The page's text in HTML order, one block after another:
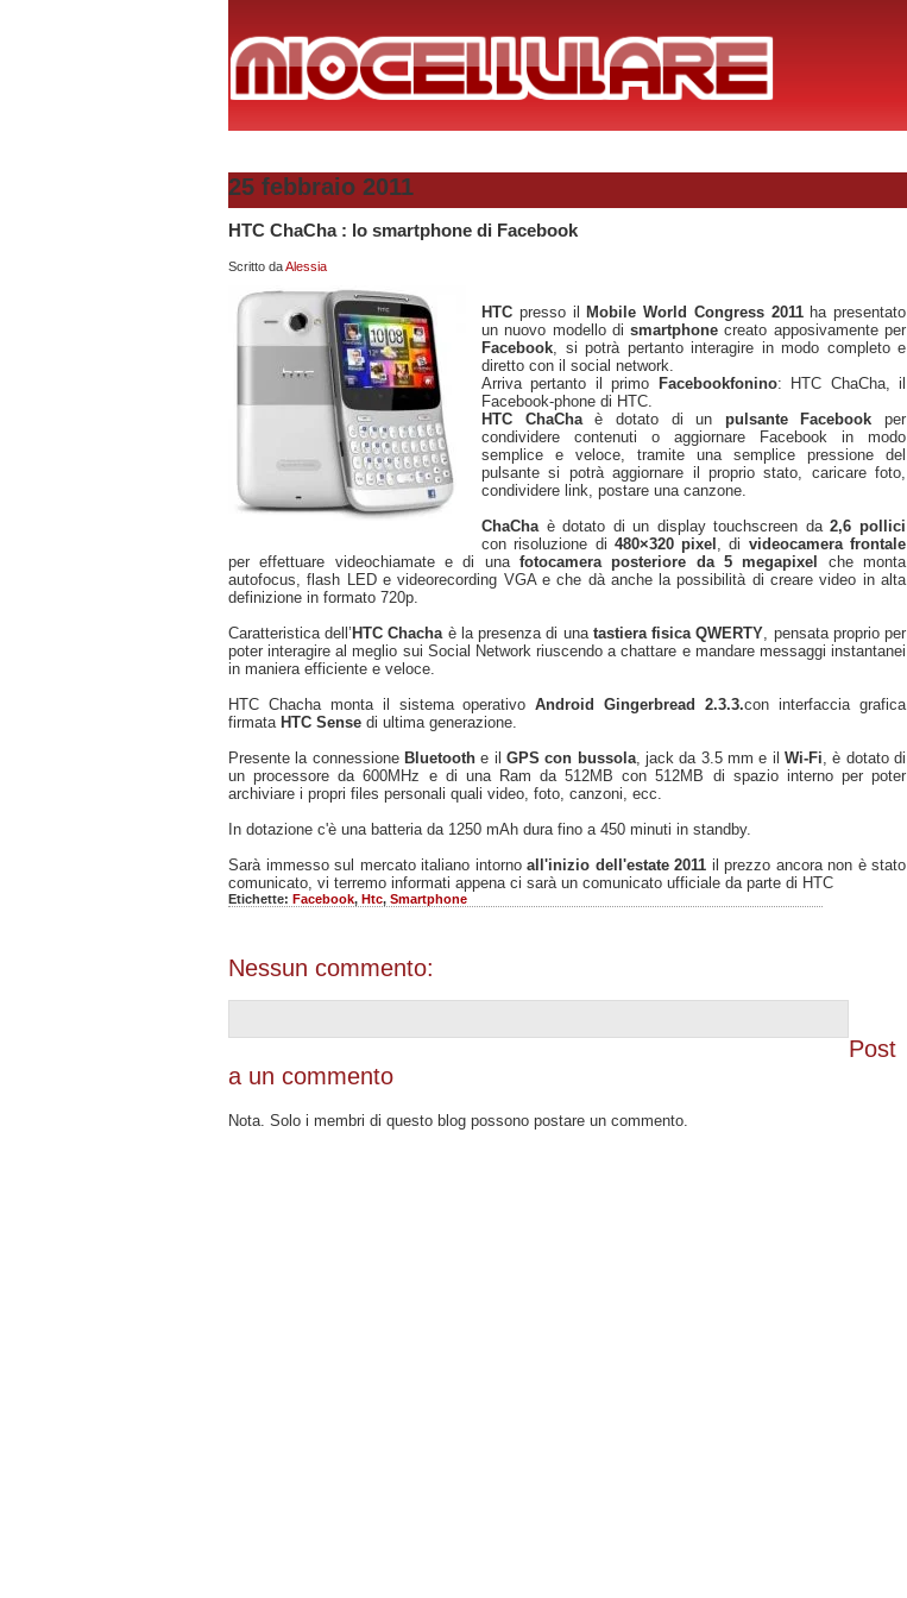
25 febbraio 2011
HTC ChaCha : lo smartphone di Facebook
Scritto daAlessia
HTC presso ilMobile World Congress 2011 ha presentato
un nuovo modello dismartphone creato apposivamente per
Facebook , si potrà pertanto interagire in modo completo e
diretto con il social network.
Arriva pertanto il primo Facebookfonino: HTC ChaCha, il
Facebook-phone di HTC.
HTC ChaChaè dotato di un pulsante Facebook per
condividere contenuti o aggiornare Facebook in modo
semplice e veloce, tramite una semplice pressione del
pulsante si potrà aggiornare il proprio stato, caricare foto,
condividere link, postare una canzone.
ChaCha è dotato di un display touchscreen da2,6 pollici
con risoluzione di 480×320 pixel , di videocamera frontale
per effettuare videochiamate e di una fotocamera posteriore da 5 megapixel che monta
autofocus, flash LED e videorecording VGA e che dà anche la possibilità di creare video in alta
definizione in formato 720p.
Caratteristica dell’HTC Chacha è la presenza di una tastiera fisica QWERTY , pensata proprio per
poter interagire al meglio sui Social Network riuscendo a chattare e mandare messaggi instantanei
in maniera efficiente e veloce.
HTC Chacha monta il sistema operativoAndroid Gingerbread 2.3.3.con interfaccia grafica
firmata HTC Sense di ultima generazione.
Presente la connessione Bluetooth e il GPS con bussola, jack da 3.5 mm e ilWi-Fi , è dotato di
un processore da 600MHz e di una Ram da 512MB con 512MB di spazio interno per poter
archiviare i propri files personali quali video, foto, canzoni, ecc.
In dotazione c'è una batteria da 1250 mAh dura fino a 450 minuti in standby.
Sarà immesso sul mercato italiano intorno all'inizio dell'estate 2011 il prezzo ancora non è stato
comunicato, vi terremo informati appena ci sarà un comunicato ufficiale da parte di HTC
Etichette: Facebook, Htc, Smartphone
Nessun commento:
Post
a un commento
Nota. Solo i membri di questo blog possono postare un commento.